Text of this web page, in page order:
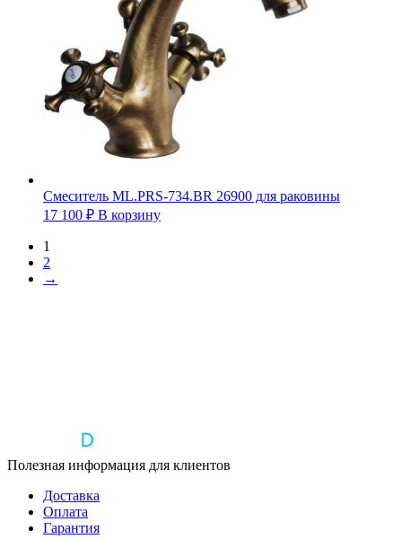
Смеситель ML.PRS-734.BR 26900 для раковины
17 100 ₽ В корзину
1
2
→
Полезная информация для клиентов
Доставка
Оплата
Гарантия